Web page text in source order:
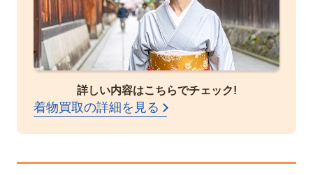
詳しい内容はこちらでチェック!
着物買取の詳細を見る